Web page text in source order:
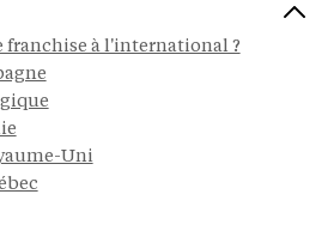
à l'international ?
Uni